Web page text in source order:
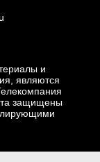
и
являются
защищены